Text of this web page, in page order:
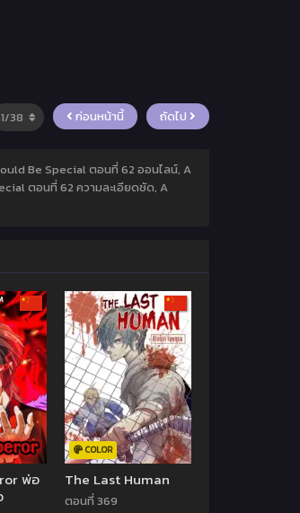
ก่อนหน้านี้ ถัดไป
Be Special ตอนที่ 62 ออนไลน์, A
ตอนที่ 62 ความละเอียดชัด, A
พ่อ
COLOR
The Last Human
ตอนที่ 369